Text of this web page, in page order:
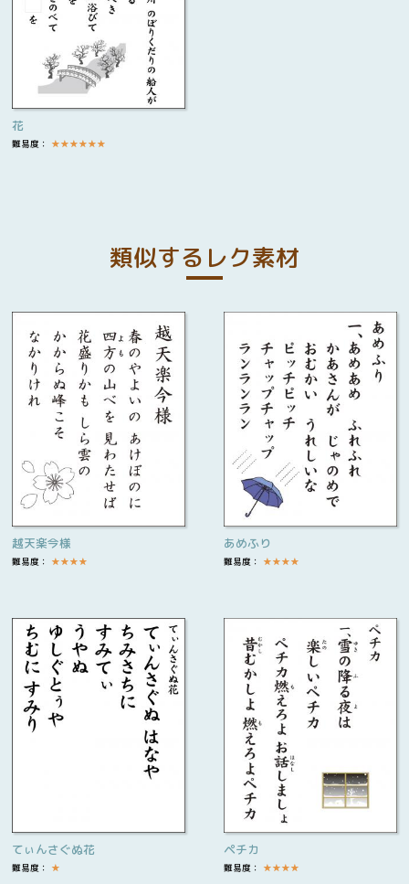
花
難易度： ★★★★★★
類似するレク素材
越天楽今様
難易度： ★★★★
あめふり
難易度： ★★★★
てぃんさぐぬ花
難易度： ★
ペチカ
難易度： ★★★★